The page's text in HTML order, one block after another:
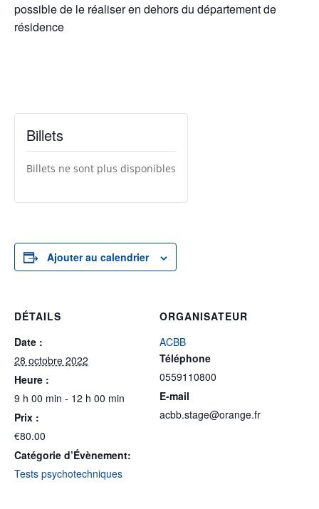
possible de le réaliser en dehors du département de
résidence
Billets
Billets ne sont plus disponibles
Ajouter au calendrier
DÉTAILS
Date :
28 octobre 2022
Heure :
9 h 00 min - 12 h 00 min
Prix :
€80.00
Catégorie d’Évènement:
Tests psychotechniques
ORGANISATEUR
ACBB
Téléphone
0559110800
E-mail
acbb.stage@orange.fr